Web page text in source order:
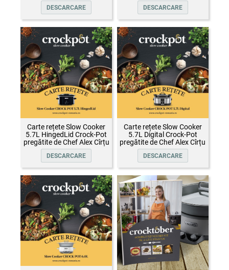
DESCARCARE DESCARCARE
Carte rețete Slow Cooker
5.7L HingedLid Crock-Pot
pregătite de Chef Alex Cîrțu
DESCARCARE
Carte rețete Slow Cooker
5.7L Digital Crock-Pot
pregătite de Chef Alex Cîrțu
DESCARCARE